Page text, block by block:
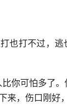
也打不过，
你可怕多了
来，伤口刚好